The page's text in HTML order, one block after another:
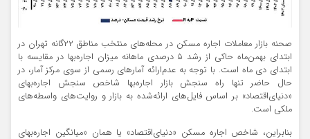
صحنه بازار معاملات اجاره مسکن در محله‌‌‌های منتخب مناطق ۲۲گانه تهران در
ابتدای بهمن‌‌‌ماه حاکی از رشد ۵ درصدی ماهانه میزان اجاره‌‌‌بها در مقایسه با
ابتدای دی ماه است. با توجه به عدم‌ارائه آمارهای رسمی از سوی مرکز آمار، در
حال حاضر تنها راه سنجش بازار اجاره‌‌‌بها شاخص سنجش اجاره‌‌‌بهای
«دنیای‌اقتصاد» بر اساس فایل‌‌‌های ارائه‌شده به بازار و روایت‌‌‌های واسطه‌‌‌های
ملکی است.
بنابراین، شاخص اجاره مسکن «دنیای‌اقتصاد» یا همان «میانگین اجاره‌‌‌بهای